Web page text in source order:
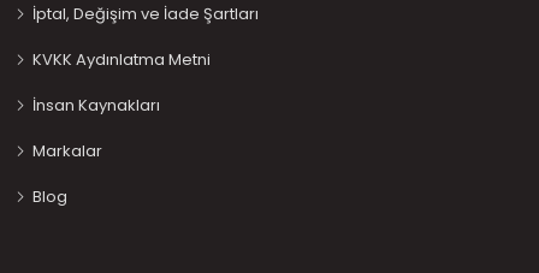
İptal, Değişim ve İade Şartları
KVKK Aydınlatma Metni
İnsan Kaynakları
Markalar
Blog